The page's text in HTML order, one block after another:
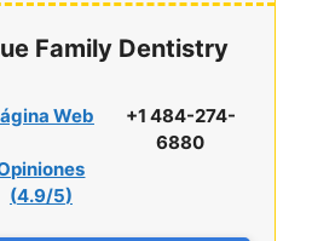
Family Dentistry
Web
(4.9/5)
+1 484-274-
6880